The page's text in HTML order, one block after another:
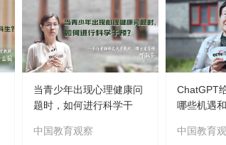
当青少年出现心理健康问
题时，如何进行科学干
中国教育观察
ChatGPT
哪些机遇
中国教育